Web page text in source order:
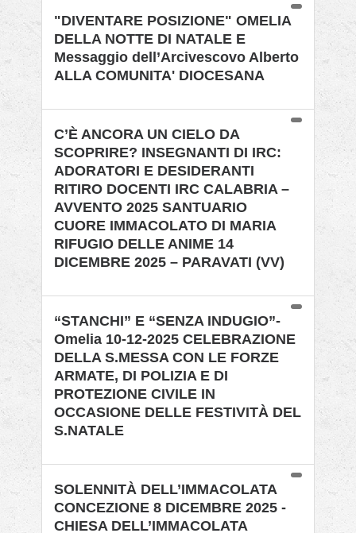
"DIVENTARE POSIZIONE" OMELIA
DELLA NOTTE DI NATALE E
Messaggio dell’Arcivescovo Alberto
ALLA COMUNITA' DIOCESANA
C’È ANCORA UN CIELO DA
SCOPRIRE? INSEGNANTI DI IRC:
ADORATORI E DESIDERANTI
RITIRO DOCENTI IRC CALABRIA –
AVVENTO 2025 SANTUARIO
CUORE IMMACOLATO DI MARIA
RIFUGIO DELLE ANIME 14
DICEMBRE 2025 – PARAVATI (VV)
“STANCHI” E “SENZA INDUGIO”-
Omelia 10-12-2025 CELEBRAZIONE
DELLA S.MESSA CON LE FORZE
ARMATE, DI POLIZIA E DI
PROTEZIONE CIVILE IN
OCCASIONE DELLE FESTIVITÀ DEL
S.NATALE
SOLENNITÀ DELL’IMMACOLATA
CONCEZIONE 8 DICEMBRE 2025 -
CHIESA DELL’IMMACOLATA